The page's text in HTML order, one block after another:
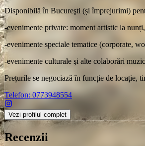
Disponibilă în Bucureşti (și împrejurimi)
-evenimente private: moment artistic la
-evenimente speciale tematice (corporate,
-evenimente culturale şi alte colaborări
Prețurile se negociază în funcție de locație,
Telefon: 0773948554
Vezi profilul complet
Recenzii